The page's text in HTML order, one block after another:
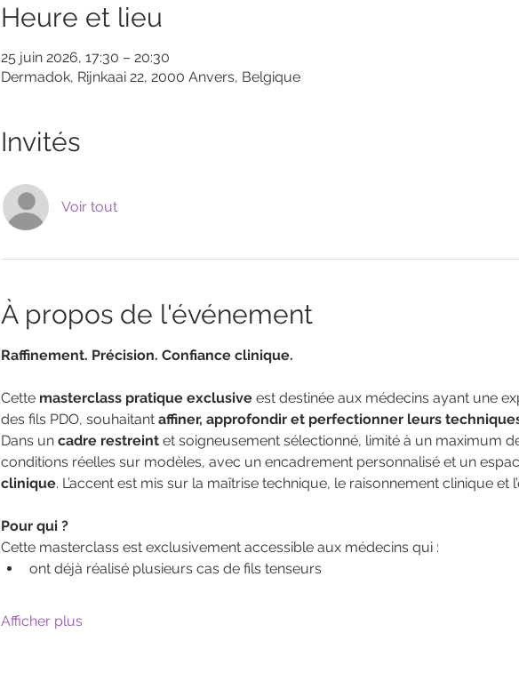
Heure et lieu
25 juin 2026, 17:30 – 20:30
Dermadok, Rijnkaai 22, 2000 Anvers, Belgique
Invités
Voir tout
À propos de l'événement
Raffinement. Précision. Confiance clinique.
Cette masterclass pratique exclusive est destinée aux médecins ayant une
des fils PDO, souhaitant affiner, approfondir et perfectionner leurs
Dans un cadre restreint et soigneusement sélectionné, limité à un maximum
conditions réelles sur modèles, avec un encadrement personnalisé et un
clinique. L’accent est mis sur la maîtrise technique, le raisonnement clinique et
Pour qui ?
Cette masterclass est exclusivement accessible aux médecins qui :
ont déjà réalisé plusieurs cas de fils tenseurs
Afficher plus